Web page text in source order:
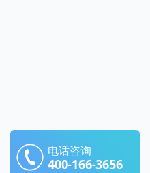
电话咨询
400-166-3656